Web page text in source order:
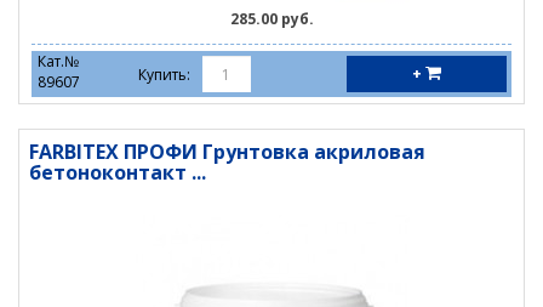
285.00 руб.
Кат.№
89607
Купить: +
FARBITEX ПРОФИ Грунтовка акриловая
бетоноконтакт ...